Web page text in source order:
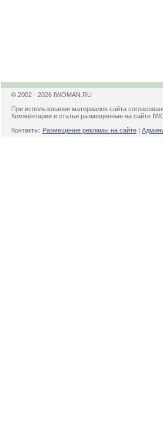
© 2002 - 2026 IWOMAN.RU
При использовании материалов сайта
Комментарии и статьи размещенные на сайте
Контакты: Размещение рекламы на сайте |